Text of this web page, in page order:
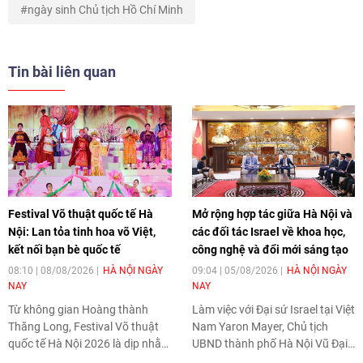
ngày sinh Chủ tịch Hồ Chí Minh
Tin bài liên quan
Festival Võ thuật quốc tế Hà
Nội: Lan tỏa tinh hoa võ Việt,
kết nối bạn bè quốc tế
08:10 | 08/08/2026
HÀ NỘI NGÀY
NAY
Từ không gian Hoàng thành
Thăng Long, Festival Võ thuật
quốc tế Hà Nội 2026 là dịp nhằm
Mở rộng hợp tác giữa Hà Nội và
các đối tác Israel về khoa học,
công nghệ và đổi mới sáng tạo
09:04 | 05/08/2026
HÀ NỘI NGÀY
NAY
Làm việc với Đại sứ Israel tại Việt
Nam Yaron Mayer, Chủ tịch
UBND thành phố Hà Nội Vũ Đại